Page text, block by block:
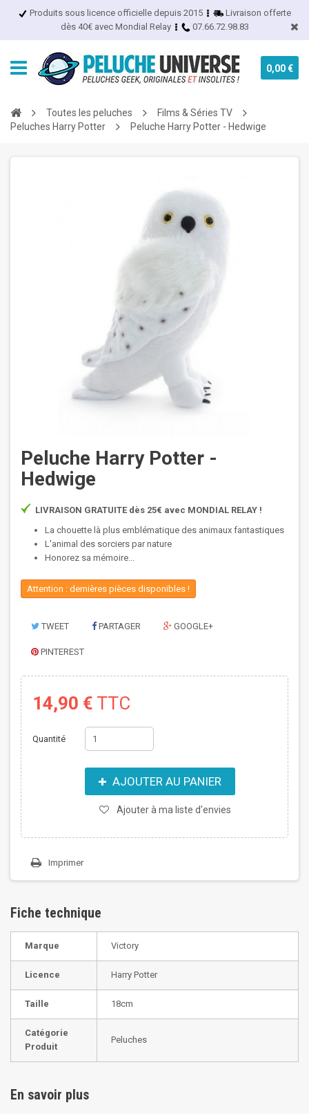
Produits sous licence officielle depuis 2015
Livraison offerte
dès 40€ avec Mondial Relay
07.66.72.98.83
0,00 €
Toutes les peluches
Films & Séries TV
Peluches Harry Potter
Peluche Harry Potter - Hedwige
Peluche Harry Potter -
Hedwige
LIVRAISON GRATUITE dès 25€ avec MONDIAL RELAY !
La chouette là plus emblématique des animaux fantastiques
L'animal des sorciers par nature
Honorez sa mémoire...
Attention : dernières pièces disponibles !
TWEET PARTAGER GOOGLE+
PINTEREST
14,90 € TTC
Quantité
AJOUTER AU PANIER
Ajouter à ma liste d'envies
Imprimer
Fiche technique
Marque Victory
Licence Harry Potter
Taille 18cm
Catégorie
Produit
Peluches
En savoir plus